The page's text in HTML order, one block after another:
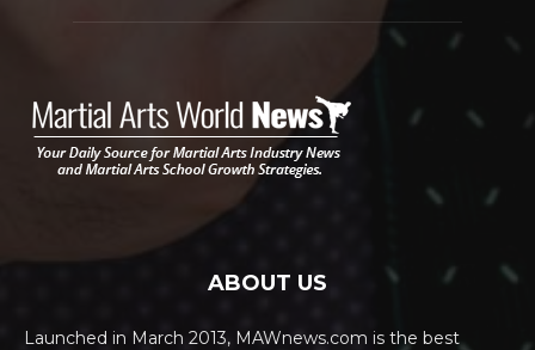
ABOUT US
Launched in March 2013, MAWnews.com is the best